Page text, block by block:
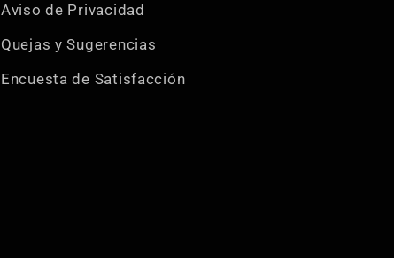
Aviso de Privacidad
Quejas y Sugerencias
Encuesta de Satisfacción